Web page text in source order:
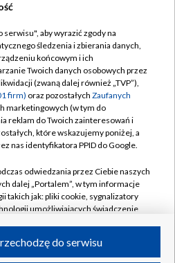
TVP
TVP
prywatności
zgody
Pomoc
Kontakt
Kanały
aby wyrazić zgody na
śledzenia i zbierania danych,
końcowym i ich
Twoich danych osobowych przez
(zwaną dalej również „TVP”),
firm) oraz pozostałych Zaufanych
marketingowych (w tym do
reklam do Twoich zainteresowań i
które wskazujemy poniżej, a
nas identyfikatora PPID do Google.
odwiedzania przez Ciebie naszych
dalej „Portalem”, w tym informacje
takich jak: pliki cookie, sygnalizatory
umożliwiających świadczenie
do serwisu